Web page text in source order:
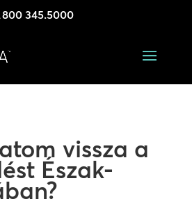
800 345.5000
vissza a
Észak-